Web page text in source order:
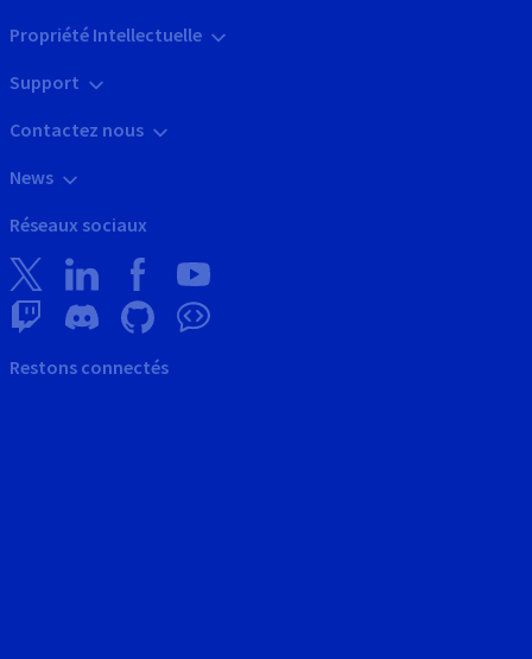
Propriété Intellectuelle
Support
Contactez nous
News
Réseaux sociaux
Restons connectés